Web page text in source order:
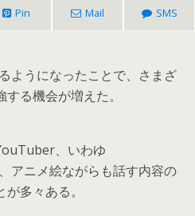
Pin Mail SMS
ようになったことで、さまざ
る機会が増えた。
、いわゆ
アニメ絵ながらも話す内容の
多々ある。